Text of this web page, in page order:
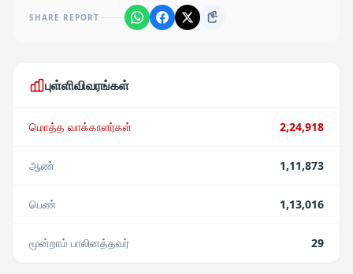
SHARE REPORT
புள்ளிவிவரங்கள்
மொத்த வாக்காளர்கள் 2,24,918
ஆண் 1,11,873
பெண் 1,13,016
மூன்றாம் பாலினத்தவர் 29